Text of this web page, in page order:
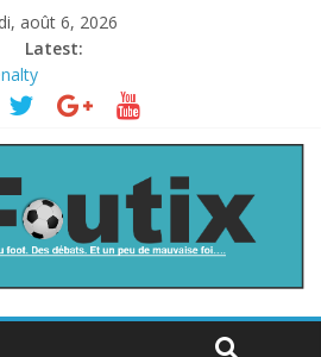
août 6, 2026
Latest:
dans le chaos
de la Coupe du monde à des fonds
du monde
au football ?